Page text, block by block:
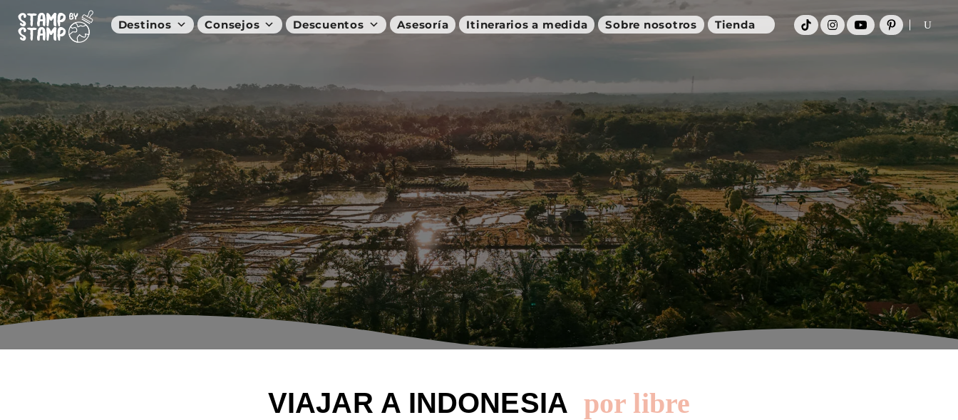
Destinos Consejos Descuentos Asesoría Itinerarios a medida Sobre nosotros Tienda
VIAJAR A INDONESIApor libre